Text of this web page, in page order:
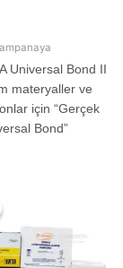
Universal Bond II
materyaller ve
için “Gerçek
Bond”